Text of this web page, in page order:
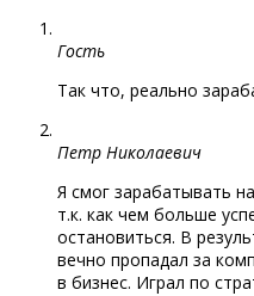
Гость
Так что, реально
Петр Николаевич
Я смог зарабатывать на
т.к. как чем больше
остановиться. В
вечно пропадал за
в бизнес. Играл по